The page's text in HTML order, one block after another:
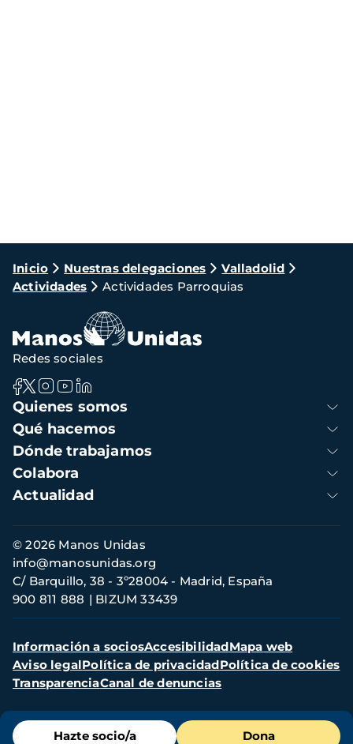
Ruta
de
navegación
Inicio Nuestras delegaciones
Valladolid
Actividades
Actividades Parroquias
Menú
Hazte socio/a Dona
Navegación
principal
Quienes somos
Qué hacemos
Dónde trabajamos
Colabora
Actualidad
Redes sociales
Información
de
contacto
© 2026 Manos Unidas
C/ Barquillo, 38 - 3º28004 - Madrid, España
900 811 888
BIZUM 33439
info@manosunidas.org
Menú
secundario
Información a sociosAccesibilidadMapa web
Aviso legalPolítica de privacidadPolítica de cookies
TransparenciaCanal de denuncias